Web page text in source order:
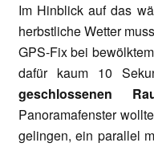
Im Hinblick auf das
herbstliche Wetter
GPS-Fix bei
dafür kaum 10
geschlossenen
Panoramafenster
gelingen, ein parallel